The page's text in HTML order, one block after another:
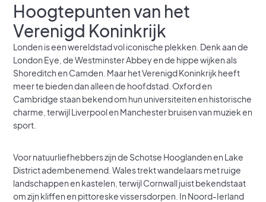
Hoogtepunten van het
Verenigd Koninkrijk
Londen is een wereldstad vol iconische plekken. Denk aan de
London Eye, de Westminster Abbey en de hippe wijken als
Shoreditch en Camden. Maar het Verenigd Koninkrijk heeft
meer te bieden dan alleen de hoofdstad. Oxford en
Cambridge staan bekend om hun universiteiten en historische
charme, terwijl Liverpool en Manchester bruisen van muziek en
sport.
Voor natuurliefhebbers zijn de Schotse Hooglanden en Lake
District adembenemend. Wales trekt wandelaars met ruige
landschappen en kastelen, terwijl Cornwall juist bekendstaat
om zijn kliffen en pittoreske vissersdorpen. In Noord-Ierland